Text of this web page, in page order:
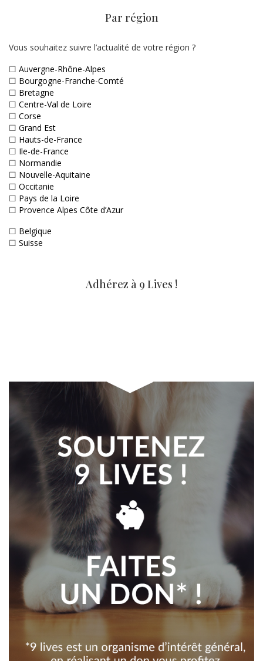
Par région
Vous souhaitez suivre l’actualité de votre région ?
☐ Auvergne-Rhône-Alpes
☐ Bourgogne-Franche-Comté
☐ Bretagne
☐ Centre-Val de Loire
☐ Corse
☐ Grand Est
☐ Hauts-de-France
☐ Ile-de-France
☐ Normandie
☐ Nouvelle-Aquitaine
☐ Occitanie
☐ Pays de la Loire
☐ Provence Alpes Côte d’Azur
☐ Belgique
☐ Suisse
Adhérez à 9 Lives !